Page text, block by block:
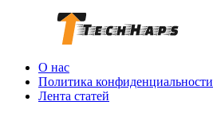
О нас
Политика конфиденциальности
Лента статей